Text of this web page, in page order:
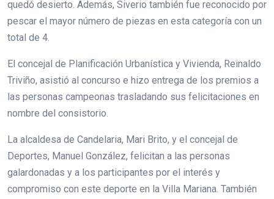
quedó desierto. Además, Siverio también fue reconocido por
pescar el mayor número de piezas en esta categoría con un
total de 4.
El concejal de Planificación Urbanística y Vivienda, Reinaldo
Triviño, asistió al concurso e hizo entrega de los premios a
las personas campeonas trasladando sus felicitaciones en
nombre del consistorio.
La alcaldesa de Candelaria, Mari Brito, y el concejal de
Deportes, Manuel González, felicitan a las personas
galardonadas y a los participantes por el interés y
compromiso con este deporte en la Villa Mariana. También